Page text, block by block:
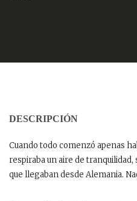
DESCRIPCIÓN
Cuando todo comenzó apenas
respiraba un aire de
que llegaban desde Alemania.